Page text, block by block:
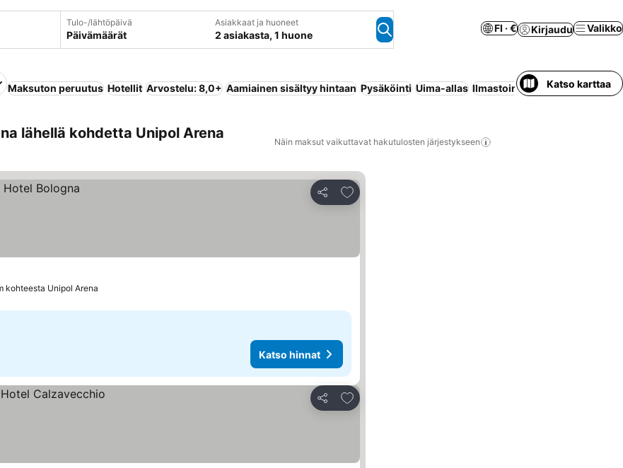
Tulo-/lähtöpäivä
Päivämäärät
Asiakkaat ja huoneet
2 asiakasta, 1 huone
FI · € Kirjaudu Valikko
Maksuton peruutus Hotellit Arvostelu: 8,0+ Aamiainen sisältyy hintaan Pysäköinti Uima-allas Ilmastointi Huoneisto
Katso karttaa
lähellä kohdetta Unipol Arena
Näin maksut vaikuttavat hakutulosten järjestykseen
Jaa
Lisää suosikkeihin
kohteesta Unipol Arena
Katso hinnat
Jaa
Lisää suosikkeihin